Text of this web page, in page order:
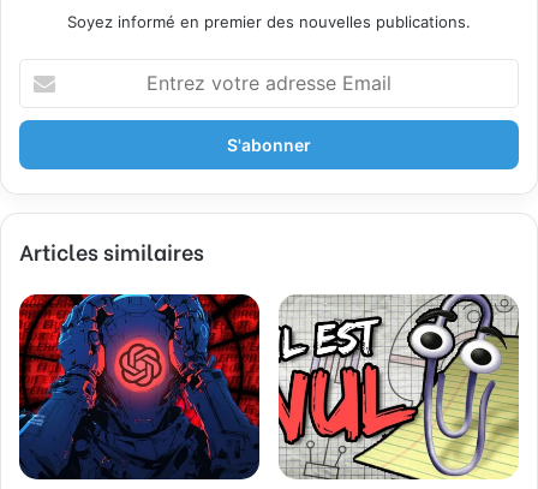
Soyez informé en premier des nouvelles publications.
t
e
z
o
r
e
a
d
r
e
s
Articles similaires